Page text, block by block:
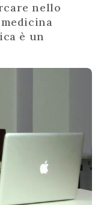
nello
è un